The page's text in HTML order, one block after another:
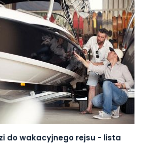
do wakacyjnego rejsu - lista